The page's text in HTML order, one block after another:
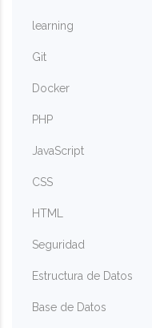
learning
Git
Docker
PHP
JavaScript
CSS
HTML
Seguridad
Estructura de Datos
Base de Datos